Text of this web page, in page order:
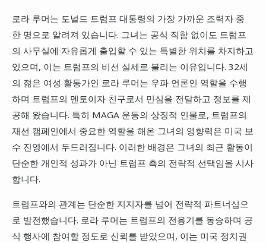
로라 루머는 도널드 트럼프 대통령의 가장 가까운 조력자 중
한 명으로 알려져 있습니다. 그녀는 공식 직함 없이도 트럼프
의 사무실에 자유롭게 출입할 수 있는 특별한 위치를 차지하고
있으며, 이는 트럼프의 비선 실세로 불리는 이유입니다. 32세
의 젊은 여성 활동가인 로라 루머는 우파 언론인 역할을 수행
하며 트럼프의 멘토이자 친구로서 민심을 전달하고 정보를 제
공해 왔습니다. 특히 MAGA 운동의 상징적 인물로, 트럼프의
재선 캠페인에서 중요한 역할을 해온 그녀의 영향력은 미국 보
수 진영에서 두드러집니다. 이러한 배경은 그녀의 최근 활동이
단순한 개인적 성과가 아닌 트럼프 측의 전략적 선택임을 시사
합니다.
트럼프와의 관계는 단순한 지지자를 넘어 전략적 파트너십으
로 발전했습니다. 로라 루머는 트럼프의 전용기를 동승하며 공
식 행사에 참여할 정도로 신뢰를 받았으며, 이는 미국 정치권